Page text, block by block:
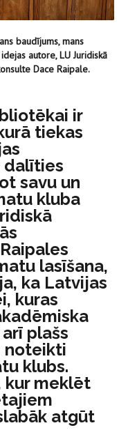
baudījums, mans
autore, LU Juridiskā
Dace Raipale.
ir
tiekas
dalīties
savu un
kluba
lasīšana,
ka Latvijas
kuras
plašs
noteikti
klubs.
kur meklēt
atgūt